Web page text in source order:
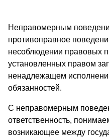
Неправомерным
противоправное
несоблюдении правовых
установленных правом
ненадлежащем
обязанностей.
С неправомерным
ответственность,
возникающее между